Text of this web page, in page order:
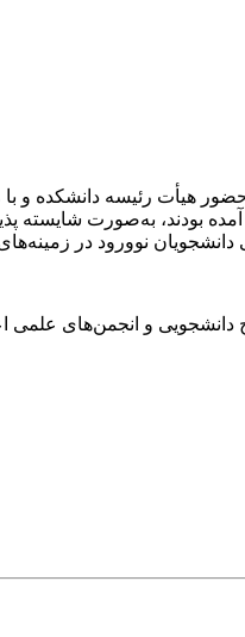
خوی با حضور هیأت ‌رئیسه
بودند، به‌صورت شایسته
نوورود در
و انجمن‌های علمی